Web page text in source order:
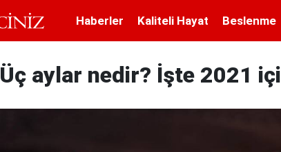
Haberler Kaliteli Hayat Beslenme
Üç aylar nedir? İşte 2021